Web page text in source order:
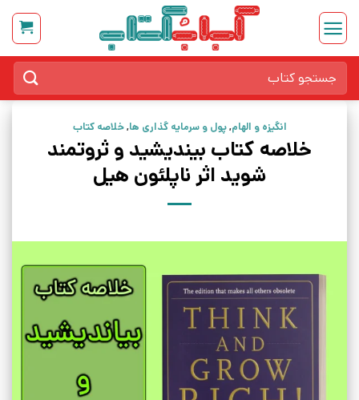
Skip
content
برای:
انگیزه و الهام,پول و سرمایه گذاری ها,خلاصه کتاب
خلاصه کتاب بیندیشید و ثروتمند
شوید اثر ناپلئون هیل